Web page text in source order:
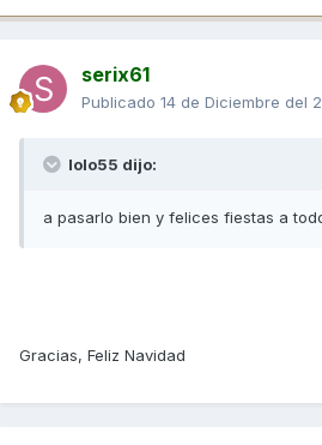
serix61
Publicado 14 de Diciembre del
lolo55 dijo:
a pasarlo bien y felices fiestas a
Gracias, Feliz Navidad